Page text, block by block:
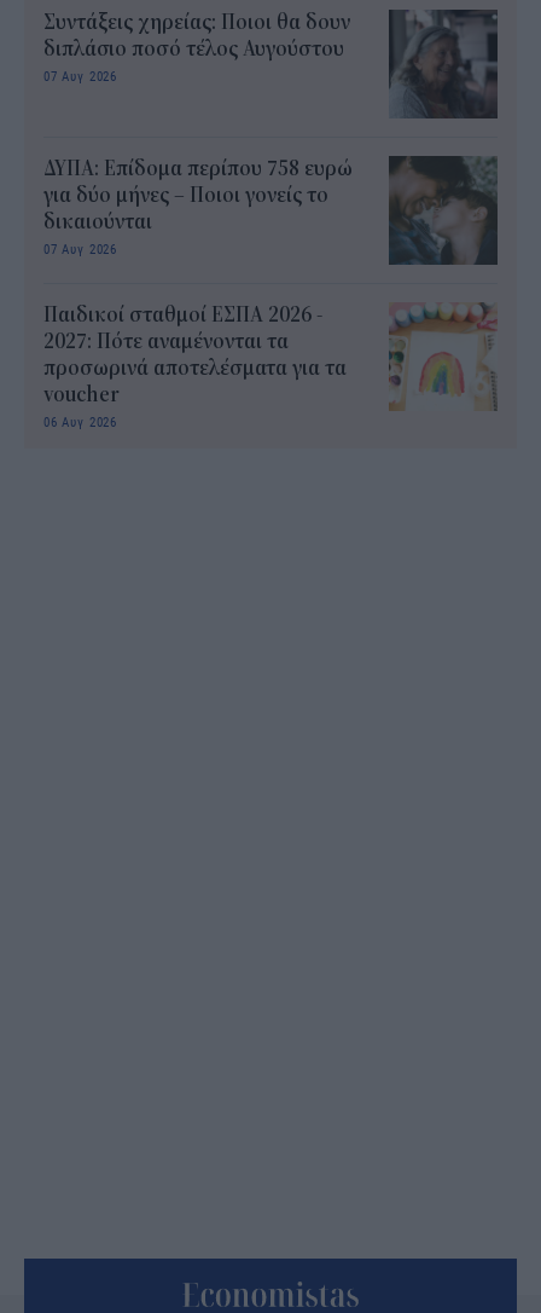
Συντάξεις χηρείας: Ποιοι θα δουν
διπλάσιο ποσό τέλος Αυγούστου
07 Αυγ 2026
ΔΥΠΑ: Επίδομα περίπου 758 ευρώ
για δύο μήνες – Ποιοι γονείς το
δικαιούνται
07 Αυγ 2026
Παιδικοί σταθμοί ΕΣΠΑ 2026 -
2027: Πότε αναμένονται τα
προσωρινά αποτελέσματα για τα
voucher
06 Αυγ 2026